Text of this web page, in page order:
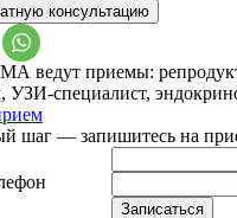
консультацию
ведут приемы:
УЗИ-специалист,
шаг — запишитесь на
Записаться